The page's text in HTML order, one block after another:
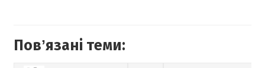
Повʼязані теми: